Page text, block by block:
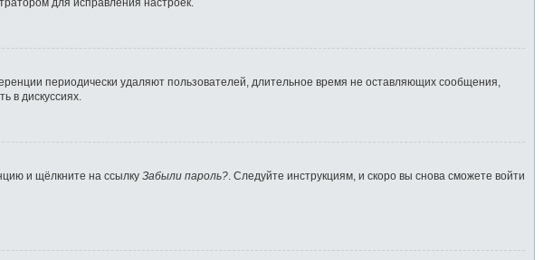
периодически удаляют пользователей, длительное время не оставляющих сообщения,
в дискуссиях.
и щёлкните на ссылку Забыли пароль? . Следуйте инструкциям, и скоро вы снова сможете войти